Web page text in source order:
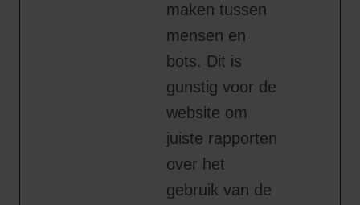
maken tussen
mensen en
bots. Dit is
gunstig voor de
website om
juiste rapporten
over het
gebruik van de